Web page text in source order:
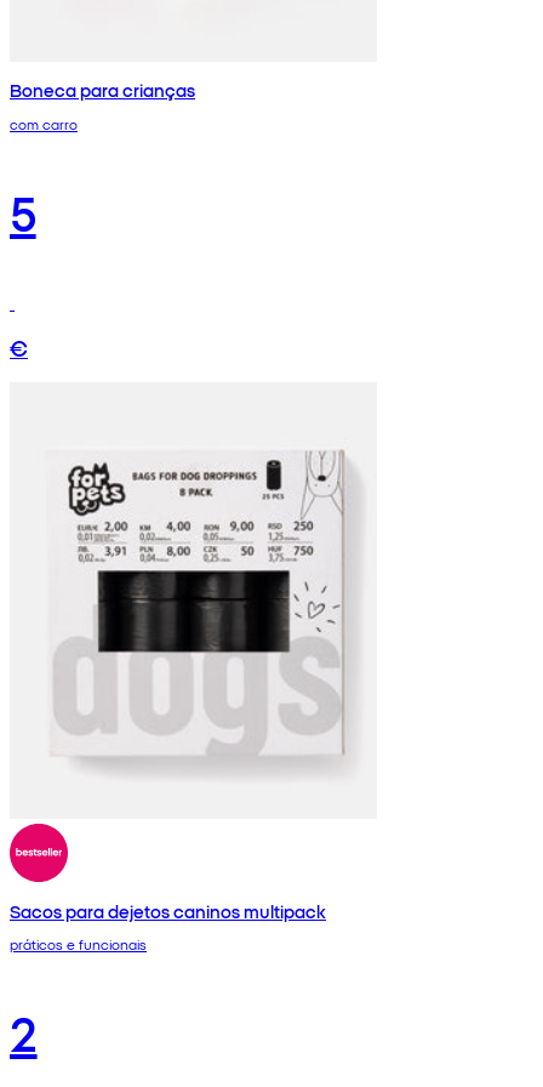
Boneca para crianças
com carro
5
€
Sacos para dejetos caninos multipack
práticos e funcionais
2